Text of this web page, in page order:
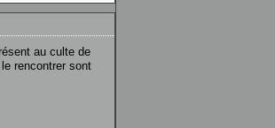
au culte de
rencontrer sont